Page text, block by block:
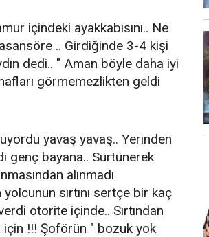
içindeki ayakkabısını.. Ne
.. Girdiğinde 3-4 kişi
dedi.. " Aman böyle daha iyi
görmemezlikten geldi
yavaş yavaş.. Yerinden
genç bayana.. Sürtünerek
alınmadı
sırtını sertçe bir kaç
otorite içinde.. Sırtından
için !!! Şoförün " bozuk yok